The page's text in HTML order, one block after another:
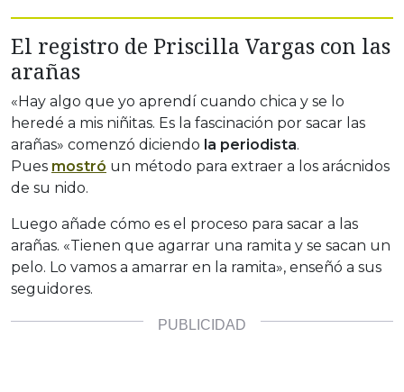
El registro de Priscilla Vargas con las
arañas
«Hay algo que yo aprendí cuando chica y se lo
heredé a mis niñitas. Es la fascinación por sacar las
arañas» comenzó diciendo la periodista.
Pues mostró un método para extraer a los arácnidos
de su nido.
Luego añade cómo es el proceso para sacar a las
arañas. «Tienen que agarrar una ramita y se sacan un
pelo. Lo vamos a amarrar en la ramita», enseñó a sus
seguidores.